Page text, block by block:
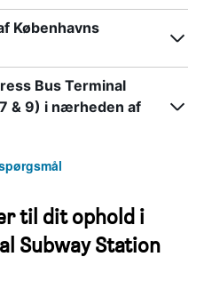
Københavns
Bus Terminal
& 9) i nærheden af
til dit ophold i
Subway Station